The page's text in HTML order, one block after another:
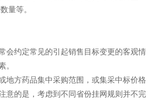
量等。
会约定常见的引起销售目标变更的客观情
。
地方药品集中采购范围，或集采中标价格
意的是，考虑到不同省份挂网规则并不完